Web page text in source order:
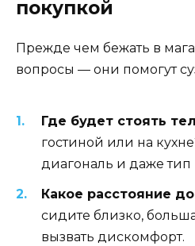
покупкой
Прежде чем бежать в
вопросы — они помогут
Где будет стоять
гостиной или на
диагональ и даже тип
Какое расстояние
сидите близко,
вызвать дискомфорт.